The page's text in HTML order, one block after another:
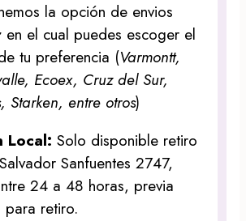
la opción de envios
en el cual puedes escoger el
tu preferencia (Varmontt,
Ecoex, Cruz del Sur,
Starken, entre otros)
Local:Solo disponible retiro
Sanfuentes 2747,
24 a 48 horas, previa
para retiro.